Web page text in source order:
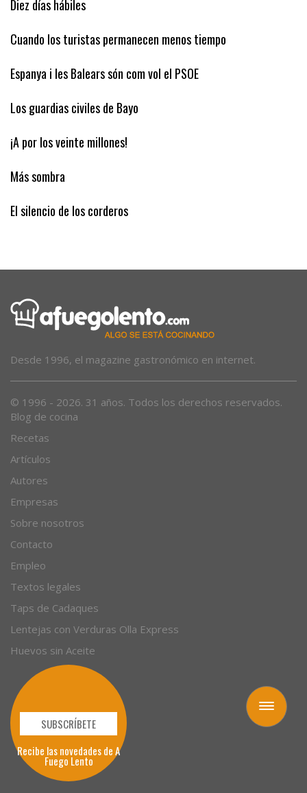
Toggle
navigation
Diez días hábiles
Cuando los turistas permanecen menos tiempo
Espanya i les Balears són com vol el PSOE
Los guardias civiles de Bayo
¡A por los veinte millones!
Más sombra
El silencio de los corderos
Desde 1996, el magazine gastronómico en internet.
© 1996 - 2026. 31 años. Todos los derechos reservados.
Blog de cocina
Recetas
Artículos
Autores
Empresas
Sobre nosotros
Contacto
Empleo
Textos legales
Taps de Cadaques
Lentejas con Verduras Olla Express
Huevos sin Aceite
SUBSCRÍBETE
Recibe las novedades de A
Fuego Lento